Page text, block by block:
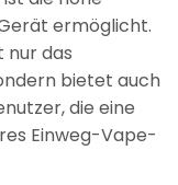
ermöglicht.
nur das
bietet auch
die eine
Einweg-Vape-